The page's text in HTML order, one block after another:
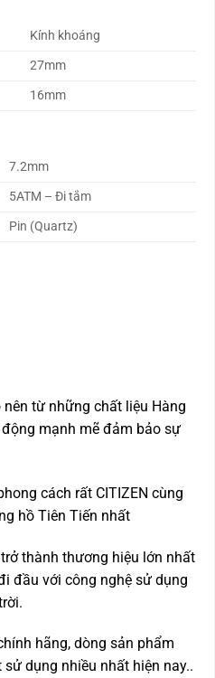
Kính khoáng
27mm
16mm
7.2mm
5ATM – Đi tắm
Pin (Quartz)
từ những chất liệu Hàng
mạnh mẽ đảm bảo sự
cách rất CITIZEN cùng
hồ Tiên Tiến nhất
thành thương hiệu lớn nhất
đầu với công nghệ sử dụng
hãng, dòng sản phẩm
dụng nhiều nhất hiện nay..